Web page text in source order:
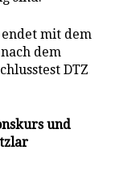
mit dem
dem
DTZ
und